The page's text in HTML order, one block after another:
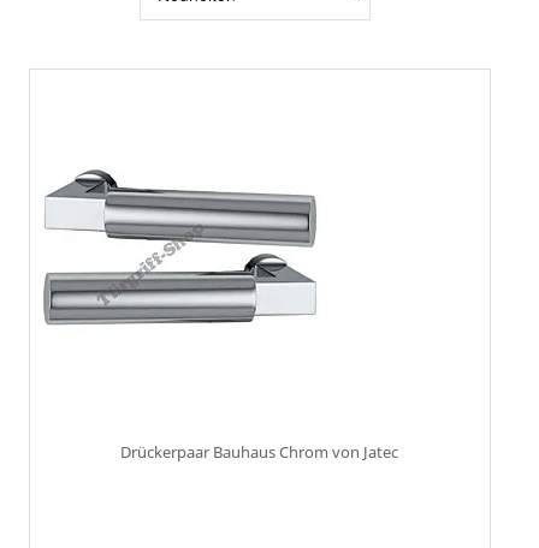
Drückerpaar Bauhaus Chrom von Jatec